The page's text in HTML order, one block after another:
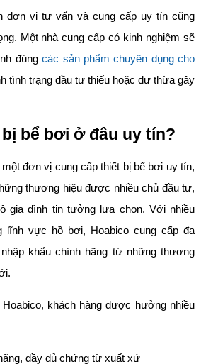
đơn vị tư vấn và cung cấp uy tín cũng
Một nhà cung cấp có kinh nghiệm sẽ
đúngcác sản phẩm chuyên dụng cho
tình trạng đầu tư thiếu hoặc dư thừa gây
bể bơi ở đâu uy tín?
đơn vị cung cấp thiết bị bể bơi uy tín,
thương hiệu được nhiều chủ đầu tư,
gia đình tin tưởng lựa chọn. Với nhiều
lĩnh vực hồ bơi, Hoabico cung cấp đa
khẩu chính hãng từ những thương
khách hàng được hưởng nhiều
đầy đủ chứng từ xuất xứ